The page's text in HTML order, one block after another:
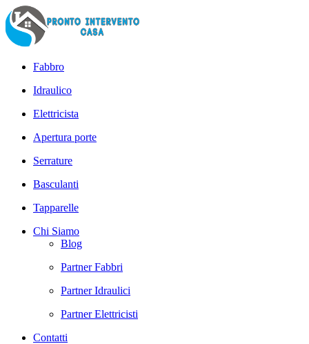
Fabbro
Idraulico
Elettricista
Apertura porte
Serrature
Basculanti
Tapparelle
Chi Siamo
Blog
Partner Fabbri
Partner Idraulici
Partner Elettricisti
Contatti